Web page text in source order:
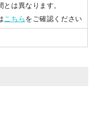
は異なります。
こちら をご確認ください